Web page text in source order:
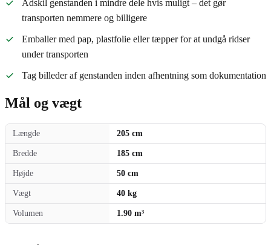
Adskil genstanden i mindre dele hvis muligt – det gør
transporten nemmere og billigere
Emballer med pap, plastfolie eller tæpper for at undgå ridser
under transporten
Tag billeder af genstanden inden afhentning som dokumentation
Mål og vægt
Længde 205 cm
Bredde 185 cm
Højde 50 cm
Vægt 40 kg
Volumen 1.90 m³